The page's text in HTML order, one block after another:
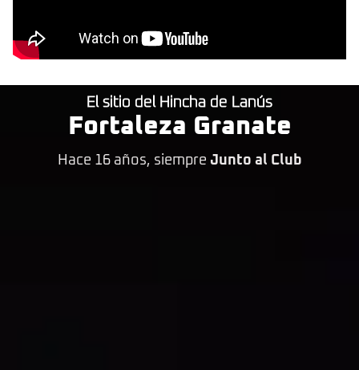
El sitio del Hincha de Lanús
Fortaleza Granate
Hace 16 años, siempre Junto al Club